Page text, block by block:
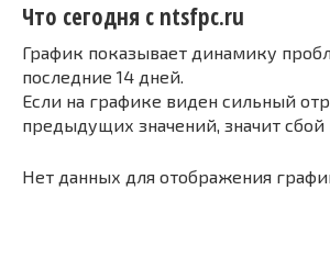
Что сегодня с ntsfpc.ru
График показывает динамику
последние 14 дней.
Если на графике виден сильный
предыдущих значений, значит сбой
Нет данных для отображения